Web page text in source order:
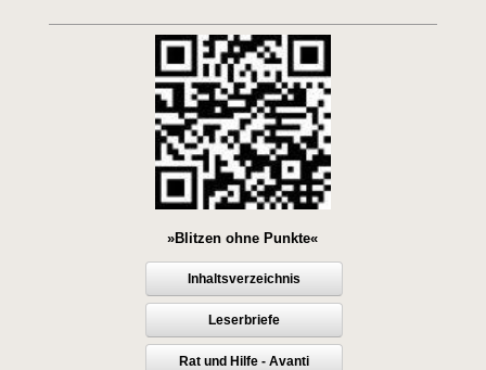
»Blitzen ohne Punkte«
Inhaltsverzeichnis
Leserbriefe
Rat und Hilfe - Avanti